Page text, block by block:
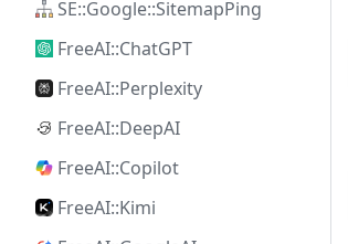
SE::Google::SitemapPing
FreeAI::ChatGPT
FreeAI::Perplexity
FreeAI::DeepAI
FreeAI::Copilot
FreeAI::Kimi